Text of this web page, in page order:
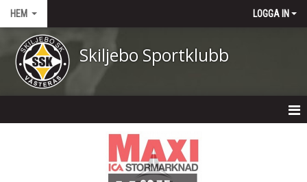
HEM LOGGA IN
Skiljebo Sportklubb